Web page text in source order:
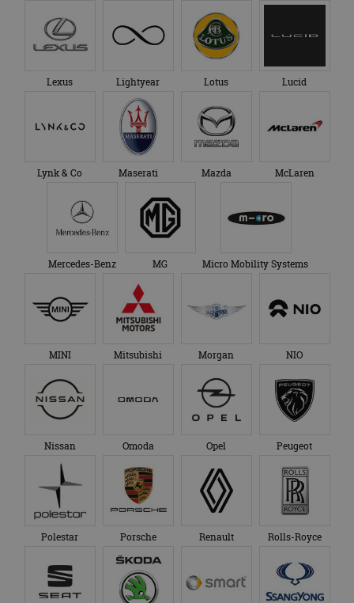
Lexus Lightyear Lotus Lucid
Lynk & Co Maserati Mazda McLaren
Mercedes-Benz MG Micro Mobility Systems
MINI Mitsubishi Morgan NIO
Nissan Omoda Opel Peugeot
Polestar Porsche Renault Rolls-Royce